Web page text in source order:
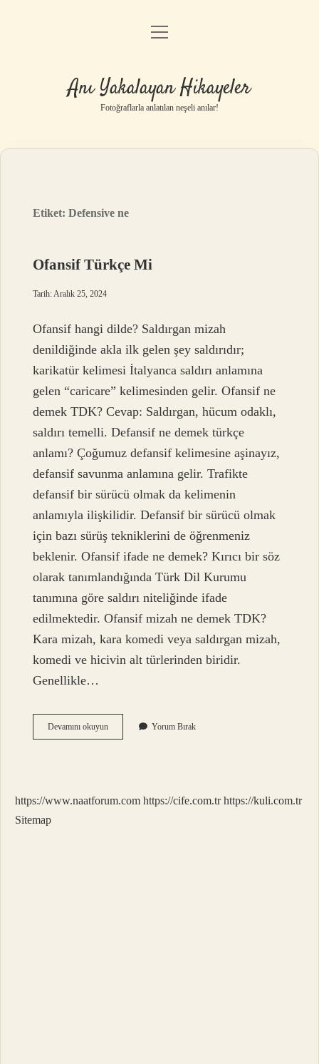
Anasayfa
Yasal Uyarı
menüyü
Anı Yakalayan Hikayeler
Fotoğraflarla anlatılan neşeli anılar!
Etiket:Defensive ne
Ofansif Türkçe Mi
Tarih: Aralık 25, 2024
Ofansif hangi dilde? Saldırgan mizah
denildiğinde akla ilk gelen şey saldırıdır;
karikatür kelimesi İtalyanca saldırı anlamına
gelen “caricare” kelimesinden gelir. Ofansif ne
demek TDK? Cevap: Saldırgan, hücum odaklı,
saldırı temelli. Defansif ne demek türkçe
anlamı? Çoğumuz defansif kelimesine aşinayız,
defansif savunma anlamına gelir. Trafikte
defansif bir sürücü olmak da kelimenin
anlamıyla ilişkilidir. Defansif bir sürücü olmak
için bazı sürüş tekniklerini de öğrenmeniz
beklenir. Ofansif ifade ne demek? Kırıcı bir söz
olarak tanımlandığında Türk Dil Kurumu
tanımına göre saldırı niteliğinde ifade
edilmektedir. Ofansif mizah ne demek TDK?
Kara mizah, kara komedi veya saldırgan mizah,
komedi ve hicivin alt türlerinden biridir.
Genellikle…
Devamını okuyunOfansif
Türkçe
Yorum Bırak
https://www.naatforum.com https://cife.com.tr https://kuli.com.tr
Sitemap